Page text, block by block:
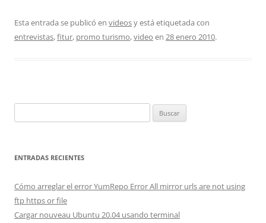
Esta entrada se publicó en videosy está etiquetada con
entrevistas,fitur, promo turismo,video en 28 enero 2010.
ENTRADAS RECIENTES
Cómo arreglar el error YumRepo Error All mirror urls are not using
ftp https or file
Cargar nouveau Ubuntu 20.04 usando terminal